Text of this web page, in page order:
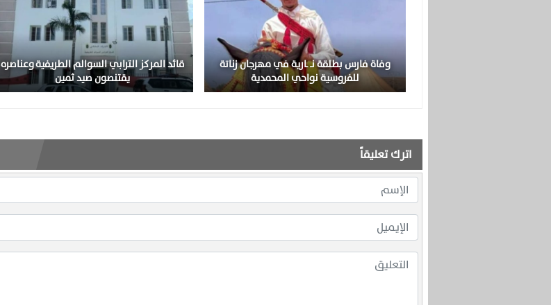
وفاة فارس بطلقة نـ ـارية في مهرجان زناتة
للفروسية نواحي المحمدية
قائد المركز الترابي السوالم الطريفية وعناصره
يقتنصون صيد ثمين
اترك تعليقاً